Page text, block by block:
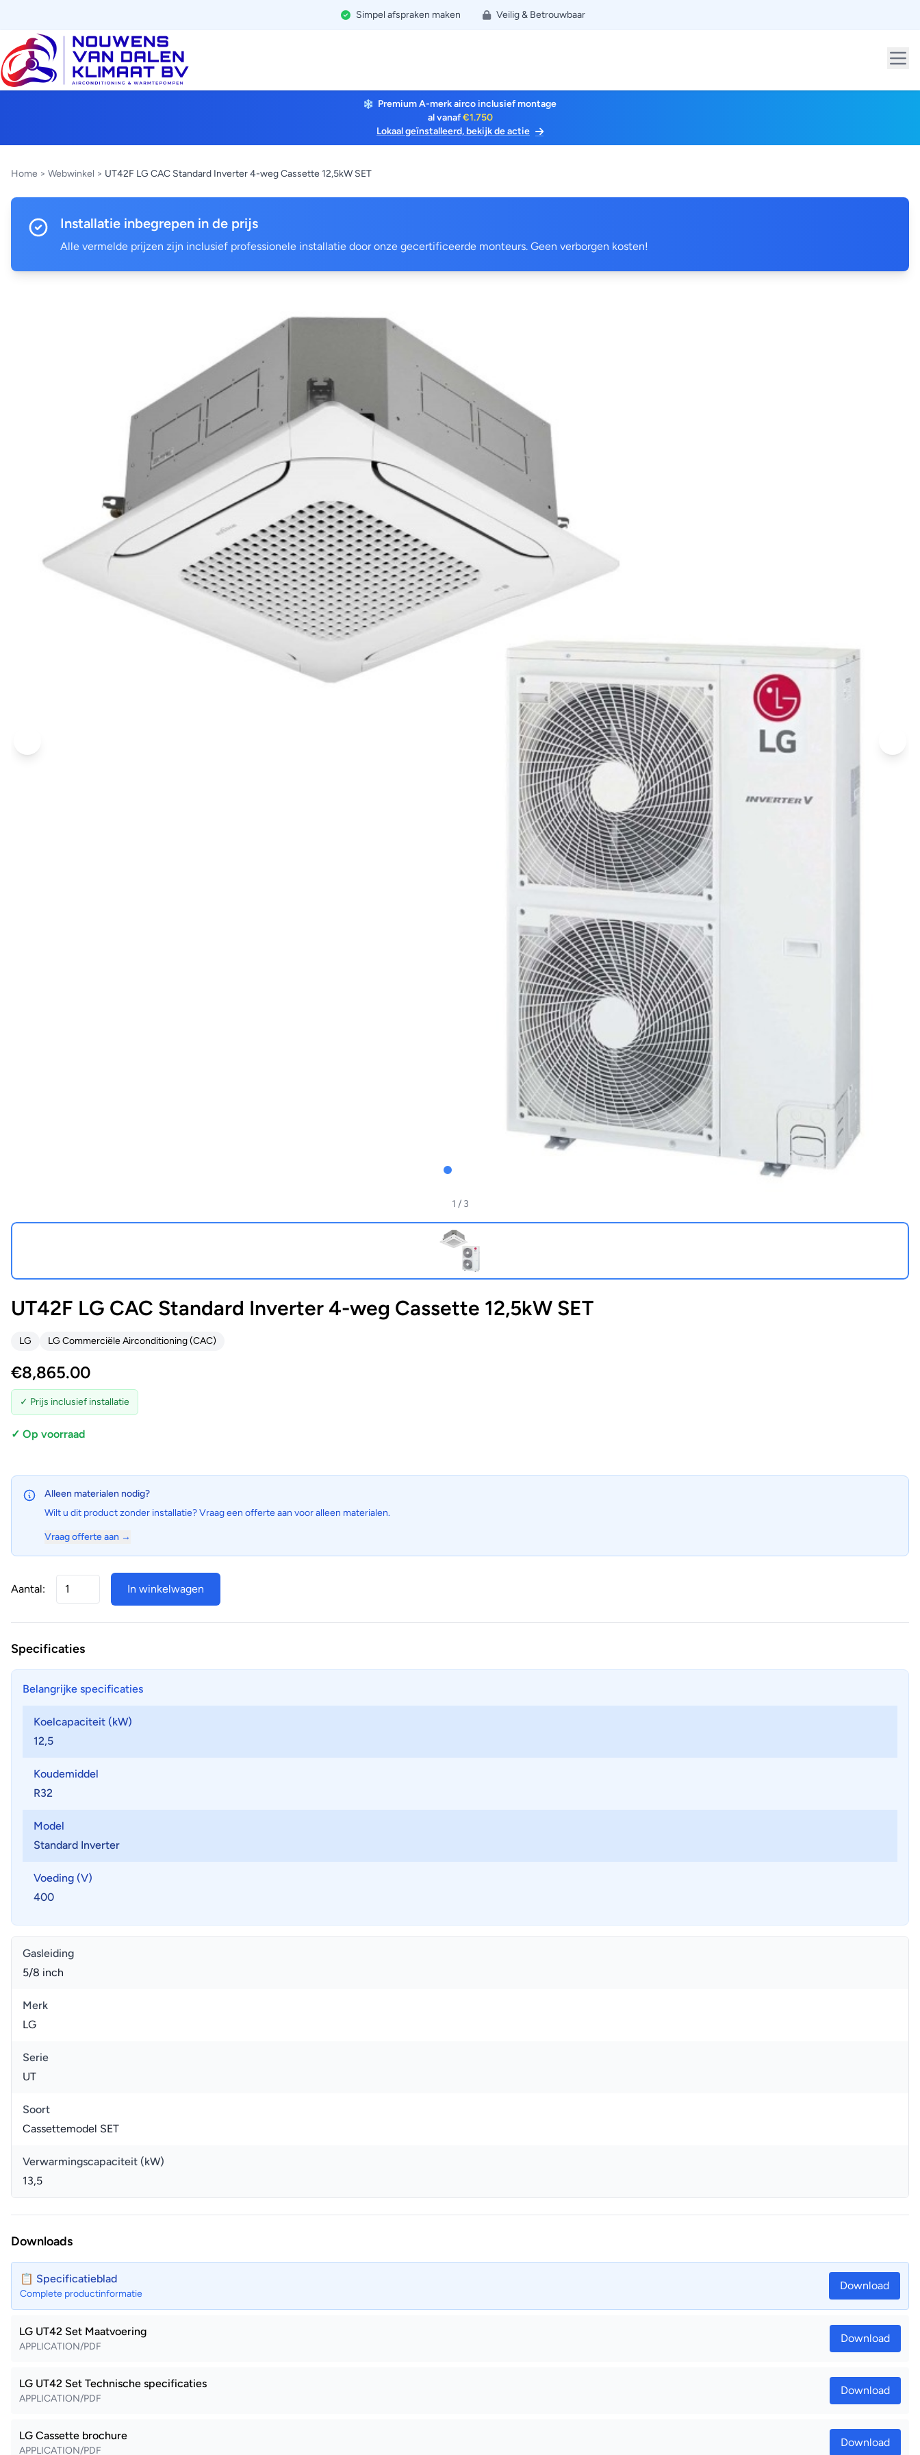
Simpel afspraken maken Veilig & Betrouwbaar
Premium A-merk airco inclusief montage
al vanaf€1.750
Lokaal geïnstalleerd, bekijk de actie
Home > Webwinkel > UT42F LG CAC Standard Inverter 4-weg Cassette 12,5kW SET
Installatie inbegrepen in de prijs
Alle vermelde prijzen zijn inclusief professionele installatie door onze gecertificeerde monteurs. Geen verborgen kosten!
1 / 3
UT42F LG CAC Standard Inverter 4-weg Cassette 12,5kW SET
LG LG Commerciële Airconditioning (CAC)
€8,865.00
✓ Prijs inclusief installatie
✓ Op voorraad
Alleen materialen nodig?
Wilt u dit product zonder installatie? Vraag een offerte aan voor alleen materialen.
Vraag offerte aan →
Aantal: In winkelwagen
Specificaties
Belangrijke specificaties
Koelcapaciteit (kW)
12,5
Koudemiddel
R32
Model
Standard Inverter
Voeding (V)
400
Gasleiding
5/8 inch
Merk
LG
Serie
UT
Soort
Cassettemodel SET
Verwarmingscapaciteit (kW)
13,5
Downloads
📋 Specificatieblad
Complete productinformatie
Download
LG UT42 Set Maatvoering
APPLICATION/PDF
Download
LG UT42 Set Technische specificaties
APPLICATION/PDF
Download
LG Cassette brochure
APPLICATION/PDF
Download